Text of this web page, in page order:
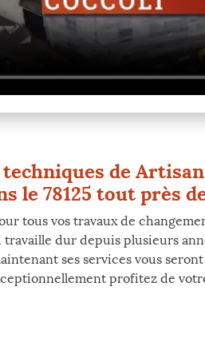
de
le 78125 tout près
tous vos travaux de
dur depuis plusieurs
ses services vous
profitez de